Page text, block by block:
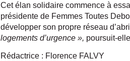
Cet élan solidaire commence à
présidente de Femmes Toutes
développer son propre réseau
logements d’urgence », poursuit-
Rédactrice : Florence FALVY